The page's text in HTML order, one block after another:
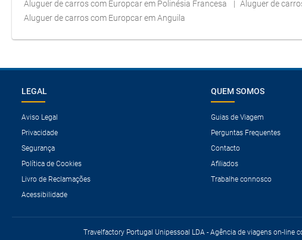
Aluguer de carros com Europcar em Polinésia Francesa
Aluguer de
Aluguer de carros com Europcar em Anguila
LEGAL
Aviso Legal
Privacidade
Segurança
Política de Cookies
Livro de Reclamações
Acessibilidade
QUEM SOMOS
Guias de Viagem
Perguntas Frequentes
Contacto
Afiliados
Trabalhe connosco
Travelfactory Portugal Unipessoal LDA - Agência de viagens on-line